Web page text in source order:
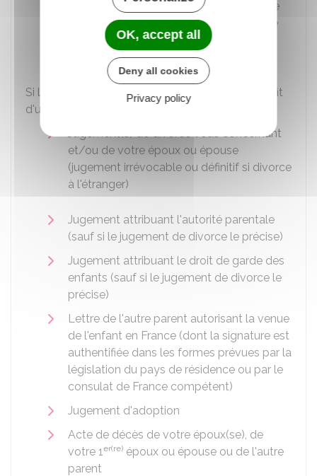
Déclaration sur l'honneur certifiant que le
regroupement familial ne créera pas une
situation de polygamie sur le territoire
Si le regroupement familial est demandé au profit
d'un ou plusieurs enfants, selon votre situation :
Jugement(s) de divorce vous concernant
et/ou de votre époux ou épouse
(jugement irrévocable ou définitif si divorce
à l'étranger)
Jugement attribuant l'autorité parentale
(sauf si le jugement de divorce le précise)
Jugement attribuant le droit de garde des
enfants (sauf si le jugement de divorce le
précise)
Lettre de l'autre parent autorisant la venue
de l'enfant en France (dont la signature est
authentifiée dans les formes prévues par la
législation du pays de résidence ou par le
consulat de France compétent)
Jugement d'adoption
Acte de décès de votre époux(se), de
votre 1er(re) époux ou épouse ou de l'autre
parent
OK, accept all
Deny all cookies
Privacy policy